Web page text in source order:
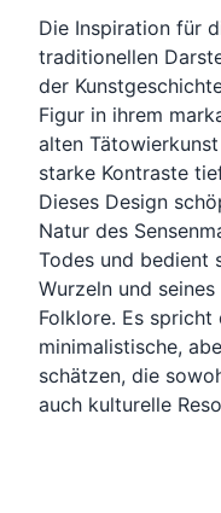
Die Inspiration für
traditionellen
der
Figur in ihrem
alten
starke Kontraste
Dieses Design
Natur des
Todes und bedient
Wurzeln und
Folklore. Es spricht
minimalistische,
schätzen, die
auch kulturelle